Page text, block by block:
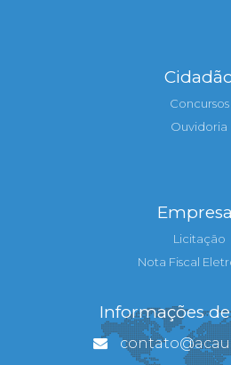
Concursos
Ouvidoria
Licitação
Nota Fiscal
Informações